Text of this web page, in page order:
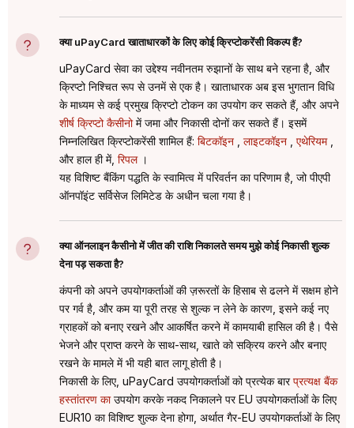
क्या uPayCard खाताधारकों के लिए कोई क्रिप्टोकरेंसी विकल्प हैं?
uPayCard सेवा का उद्देश्य नवीनतम रुझानों के साथ बने रहना है, और
क्रिप्टो निश्चित रूप से उनमें से एक है। खाताधारक अब इस भुगतान विधि
के माध्यम से कई प्रमुख क्रिप्टो टोकन का उपयोग कर सकते हैं, और अपने
शीर्ष क्रिप्टो कैसीनोमें जमा और निकासी दोनों कर सकते हैं। इसमें
निम्नलिखित क्रिप्टोकरेंसी शामिल हैं: बिटकॉइन, लाइटकॉइन, एथेरियम,
और हाल ही में, रिपल।
यह विशिष्ट बैंकिंग पद्धति के स्वामित्व में परिवर्तन का परिणाम है, जो पीएपी
ऑनपॉइंट सर्विसेज लिमिटेड के अधीन चला गया है।
क्या ऑनलाइन कैसीनो में जीत की राशि निकालते समय मुझे कोई निकासी शुल्क
देना पड़ सकता है?
कंपनी को अपने उपयोगकर्ताओं की ज़रूरतों के हिसाब से ढलने में सक्षम होने
पर गर्व है, और कम या पूरी तरह से शुल्क न लेने के कारण, इसने कई नए
ग्राहकों को बनाए रखने और आकर्षित करने में कामयाबी हासिल की है। पैसे
भेजने और प्राप्त करने के साथ-साथ, खाते को सक्रिय करने और बनाए
रखने के मामले में भी यही बात लागू होती है।
निकासी के लिए, uPayCard उपयोगकर्ताओं को प्रत्येक बारप्रत्यक्ष बैंक
हस्तांतरण काउपयोग करके नकद निकालने पर EU उपयोगकर्ताओं के लिए
EUR10 का विशिष्ट शुल्क देना होगा, अर्थात गैर-EU उपयोगकर्ताओं के लिए